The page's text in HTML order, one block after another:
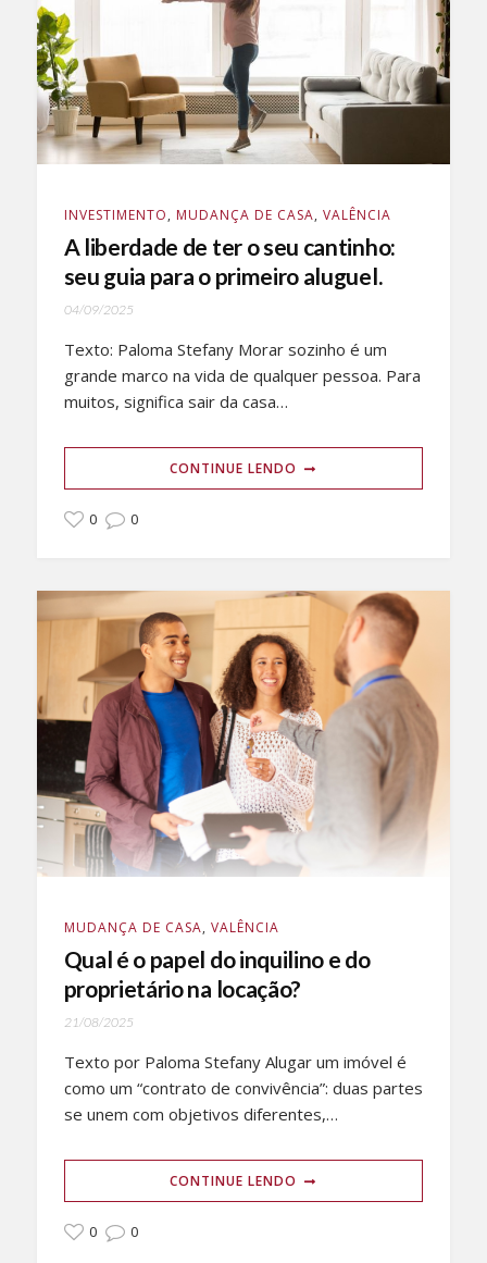
INVESTIMENTO, MUDANÇA DE CASA, VALÊNCIA
A liberdade de ter o seu cantinho:
seu guia para o primeiro aluguel.
04/09/2025
Texto: Paloma Stefany Morar sozinho é um
grande marco na vida de qualquer pessoa. Para
muitos, significa sair da casa…
CONTINUE LENDO
0 0
MUDANÇA DE CASA, VALÊNCIA
Qual é o papel do inquilino e do
proprietário na locação?
21/08/2025
Texto por Paloma Stefany Alugar um imóvel é
como um “contrato de convivência”: duas partes
se unem com objetivos diferentes,…
CONTINUE LENDO
0 0